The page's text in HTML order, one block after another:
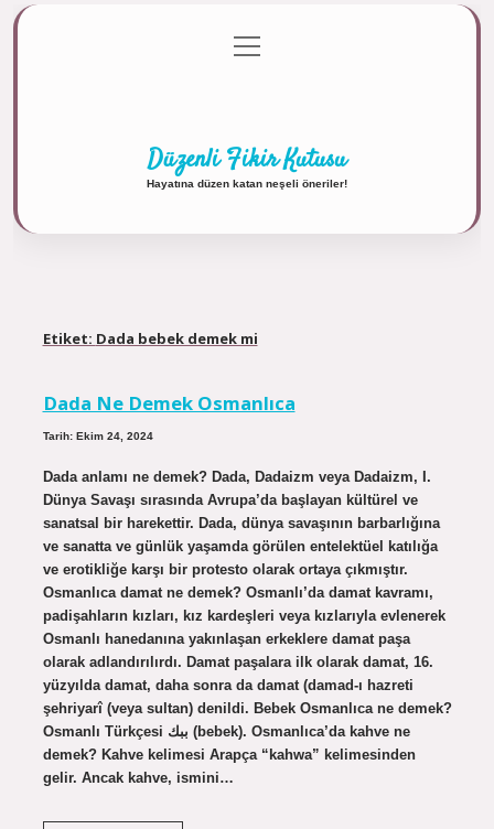
Gizlilik Politikası
menüyü
aç
Düzenli Fikir Kutusu
Hayatına düzen katan neşeli öneriler!
Etiket: Dada bebek demek mi
Dada Ne Demek Osmanlıca
Tarih: Ekim 24, 2024
Dada anlamı ne demek? Dada, Dadaizm veya Dadaizm, I.
Dünya Savaşı sırasında Avrupa’da başlayan kültürel ve
sanatsal bir harekettir. Dada, dünya savaşının barbarlığına
ve sanatta ve günlük yaşamda görülen entelektüel katılığa
ve erotikliğe karşı bir protesto olarak ortaya çıkmıştır.
Osmanlıca damat ne demek? Osmanlı’da damat kavramı,
padişahların kızları, kız kardeşleri veya kızlarıyla evlenerek
Osmanlı hanedanına yakınlaşan erkeklere damat paşa
olarak adlandırılırdı. Damat paşalara ilk olarak damat, 16.
yüzyılda damat, daha sonra da damat (damad-ı hazreti
şehriyarî (veya sultan) denildi. Bebek Osmanlıca ne demek?
Osmanlı Türkçesi ببك‎ (bebek). Osmanlıca’da kahve ne
demek? Kahve kelimesi Arapça “kahwa” kelimesinden
gelir. Ancak kahve, ismini…